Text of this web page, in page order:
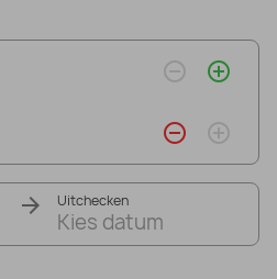
remove_circle_outline add_circle_outline
remove_circle_outline add_circle_outline
Uitchecken
Kies datum